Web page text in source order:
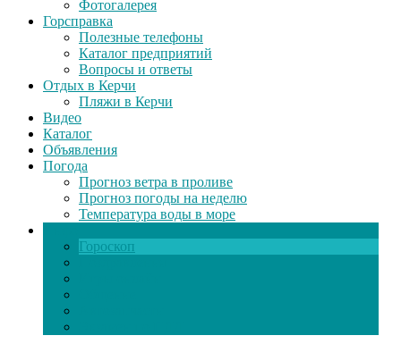
Фотогалерея
Горсправка
Полезные телефоны
Каталог предприятий
Вопросы и ответы
Отдых в Керчи
Пляжи в Керчи
Видео
Каталог
Объявления
Погода
Прогноз ветра в проливе
Прогноз погоды на неделю
Температура воды в море
Гороскоп